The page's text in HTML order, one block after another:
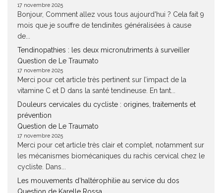
17 novembre 2025
Bonjour, Comment allez vous tous aujourd'hui ? Cela fait 9
mois que je souffre de tendinites généralisées à cause
de...
Tendinopathies : les deux micronutriments à surveiller
Question de Le Traumato
17 novembre 2025
Merci pour cet article très pertinent sur l’impact de la
vitamine C et D dans la santé tendineuse. En tant...
Douleurs cervicales du cycliste : origines, traitements et
prévention
Question de Le Traumato
17 novembre 2025
Merci pour cet article très clair et complet, notamment sur
les mécanismes biomécaniques du rachis cervical chez le
cycliste. Dans...
Les mouvements d’haltérophilie au service du dos